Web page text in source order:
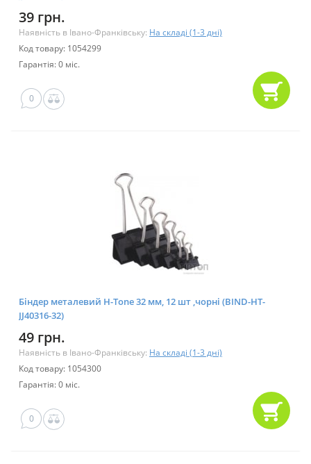
39 грн.
Наявність в Івано-Франківську: На складі (1-3 дні)
Код товару: 1054299
Гарантія: 0 міс.
0
Біндер металевий H-Tone 32 мм, 12 шт ,чорні (BIND-HT-
JJ40316-32)
49 грн.
Наявність в Івано-Франківську: На складі (1-3 дні)
Код товару: 1054300
Гарантія: 0 міс.
0